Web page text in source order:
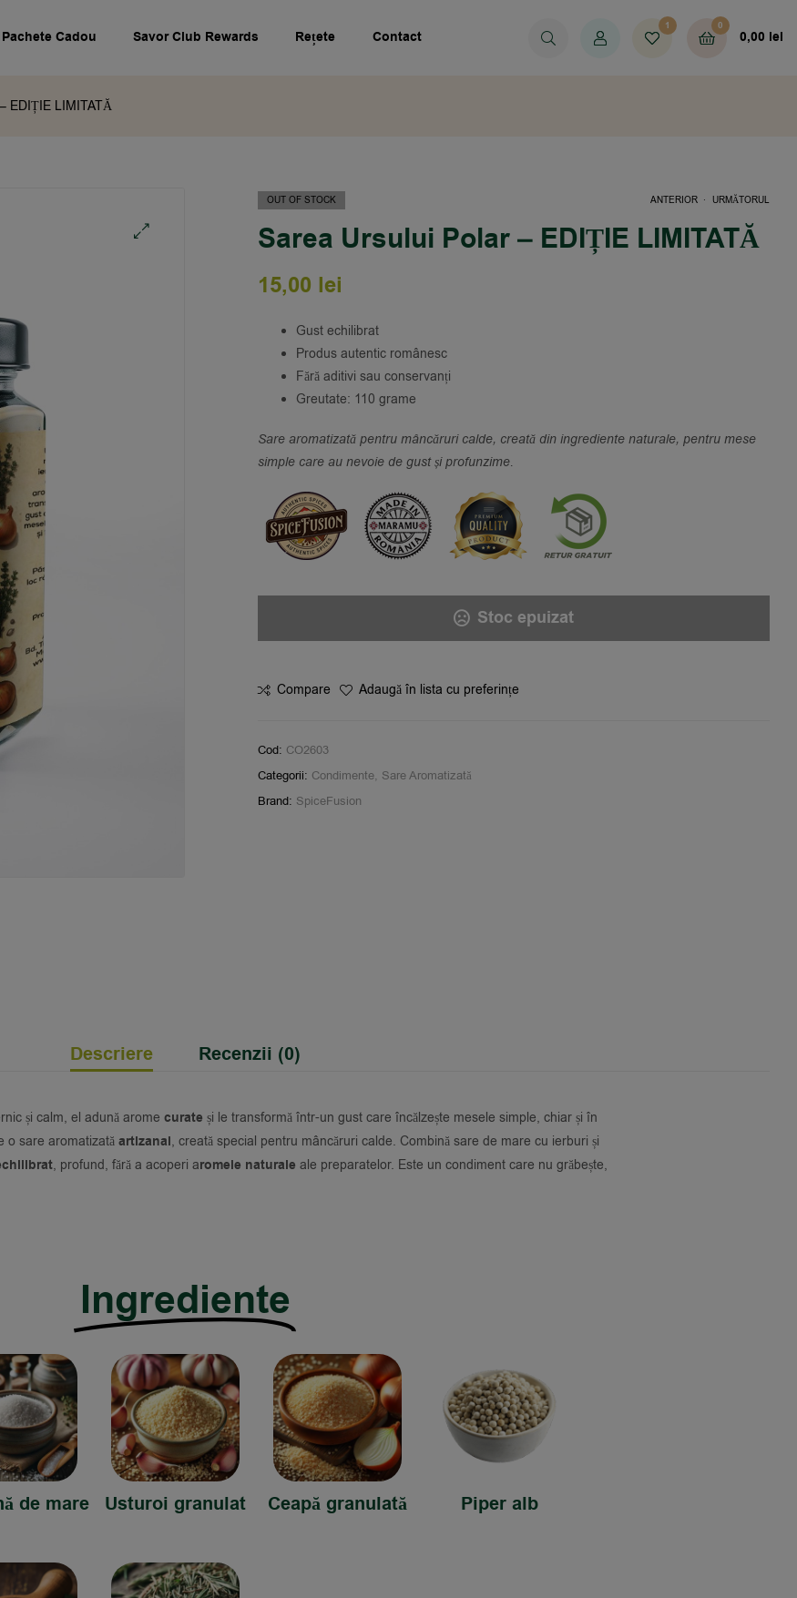
Pachete Cadou Savor Club Rewards Rețete Contact
1 0
0,00 lei
EDIȚIE LIMITATĂ
ANTERIOR . URMĂTORUL
OUT OF STOCK
Sarea Ursului Polar – EDIȚIE LIMITATĂ
15,00 lei
Gust echilibrat
Produs autentic românesc
Fără aditivi sau conservanți
Greutate: 110 grame
Sare aromatizată pentru mâncăruri calde, creată din ingrediente naturale, pentru mese
simple care au nevoie de gust și profunzime.
Stoc epuizat
Compare Adaugă în lista cu preferințe
Cod: CO2603
Categorii: Condimente, Sare Aromatizată
Brand: SpiceFusion
Descriere Recenzii (0)
și calm, el adună arome curate și le transformă într-un gust care încălzește mesele simple, chiar și în
o sare aromatizată artizanal, creată special pentru mâncăruri calde. Combină sare de mare cu ierburi și
, profund, fără a acoperi aromele naturale ale preparatelor. Este un condiment care nu grăbește,
Ingrediente
de mare Usturoi granulat Ceapă granulată Piper alb